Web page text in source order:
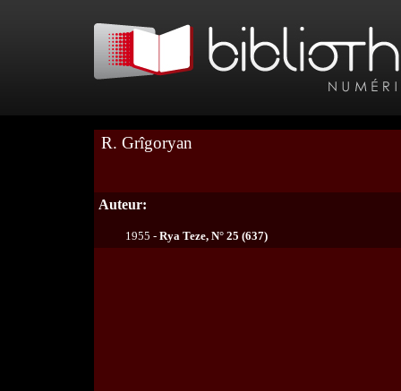
R. Grîgoryan
Auteur:
1955 - Rya Teze, N° 25 (637)